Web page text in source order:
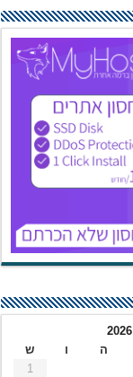
ה ו
ש
1